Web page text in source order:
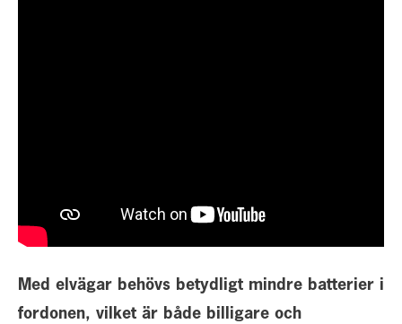
Med elvägar behövs betydligt mindre batterier i
fordonen, vilket är både billigare och